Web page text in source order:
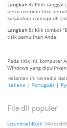
Langkah 4: Pilih tanggal
perlu memilih titik
kesalahan connapi.dll
Langkah 5: Klik tombol
titik pemulihan Anda.
Pada titik ini, komputer
Windows yang
Halaman ini tersedia
Italiano | Português |
File dll populer
vcruntime140.dll-